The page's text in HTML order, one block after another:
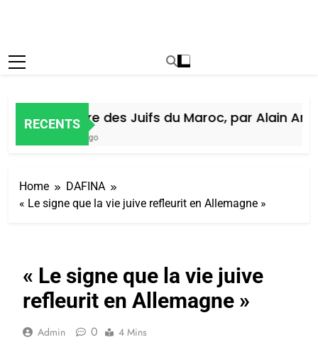
RECENTS
Histoire des Juifs du Maroc, par Alain Amiel
Home
DAFINA
« Le signe que la vie juive refleurit en Allemagne »
« Le signe que la vie juive
refleurit en Allemagne »
Admin 0 4 Mins